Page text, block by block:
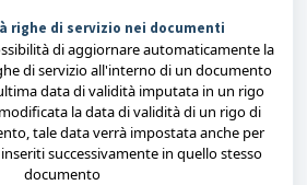
righe di servizio nei documenti
di aggiornare automaticamente la
di servizioall'interno di un documento
data di validità imputata in un rigo
la data di validità di un rigo di
tale data verrà impostata anche per
successivamente in quello stesso
documento